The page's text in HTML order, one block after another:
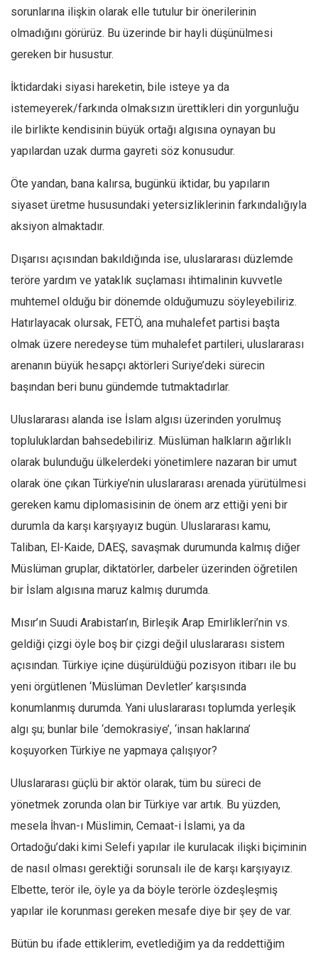
Amerika
Avustralya
Tarih
Dosyalar
sorunlarına ilişkin olarak elle tutulur bir önerilerinin
olmadığını görürüz. Bu üzerinde bir hayli düşünülmesi
gereken bir husustur.
İktidardaki siyasi hareketin, bile isteye ya da
istemeyerek/farkında olmaksızın ürettikleri din yorgunluğu
ile birlikte kendisinin büyük ortağı algısına oynayan bu
yapılardan uzak durma gayreti söz konusudur.
Öte yandan, bana kalırsa, bugünkü iktidar, bu yapıların
siyaset üretme hususundaki yetersizliklerinin farkındalığıyla
aksiyon almaktadır.
Dışarısı açısından bakıldığında ise, uluslararası düzlemde
teröre yardım ve yataklık suçlaması ihtimalinin kuvvetle
muhtemel olduğu bir dönemde olduğumuzu söyleyebiliriz.
Hatırlayacak olursak, FETÖ, ana muhalefet partisi başta
olmak üzere neredeyse tüm muhalefet partileri, uluslararası
arenanın büyük hesapçı aktörleri Suriye’deki sürecin
başından beri bunu gündemde tutmaktadırlar.
Uluslararası alanda ise İslam algısı üzerinden yorulmuş
topluluklardan bahsedebiliriz. Müslüman halkların ağırlıklı
olarak bulunduğu ülkelerdeki yönetimlere nazaran bir umut
olarak öne çıkan Türkiye’nin uluslararası arenada yürütülmesi
gereken kamu diplomasisinin de önem arz ettiği yeni bir
durumla da karşı karşıyayız bugün. Uluslararası kamu,
Taliban, El-Kaide, DAEŞ, savaşmak durumunda kalmış diğer
Müslüman gruplar, diktatörler, darbeler üzerinden öğretilen
bir İslam algısına maruz kalmış durumda.
Mısır’ın Suudi Arabistan’ın, Birleşik Arap Emirlikleri’nin vs.
geldiği çizgi öyle boş bir çizgi değil uluslararası sistem
açısından. Türkiye içine düşürüldüğü pozisyon itibarı ile bu
yeni örgütlenen ‘Müslüman Devletler’ karşısında
konumlanmış durumda. Yani uluslararası toplumda yerleşik
algı şu; bunlar bile ‘demokrasiye’, ‘insan haklarına’
koşuyorken Türkiye ne yapmaya çalışıyor?
Uluslararası güçlü bir aktör olarak, tüm bu süreci de
yönetmek zorunda olan bir Türkiye var artık. Bu yüzden,
mesela İhvan-ı Müslimin, Cemaat-i İslami, ya da
Ortadoğu’daki kimi Selefi yapılar ile kurulacak ilişki biçiminin
de nasıl olması gerektiği sorunsalı ile de karşı karşıyayız.
Elbette, terör ile, öyle ya da böyle terörle özdeşleşmiş
yapılar ile korunması gereken mesafe diye bir şey de var.
Bütün bu ifade ettiklerim, evetlediğim ya da reddettiğim